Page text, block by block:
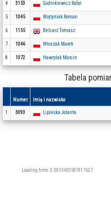
4 3153 Sudnikiewicz Rafał
5 1045 Wojtyniak Roman
6 1155 Belcarz Tomasz
7 1046 Włoszak Marek
8 1072 Hawrylak Marcin
Tabela
Numer Imię i nazwisko
1 3093 Lipińska Jolanta
Loading time: 0.0013420581817627